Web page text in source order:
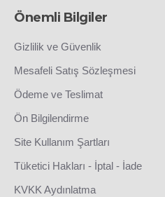
Önemli Bilgiler
Gizlilik ve Güvenlik
Mesafeli Satış Sözleşmesi
Ödeme ve Teslimat
Ön Bilgilendirme
Site Kullanım Şartları
Tüketici Hakları - İptal - İade
KVKK Aydınlatma